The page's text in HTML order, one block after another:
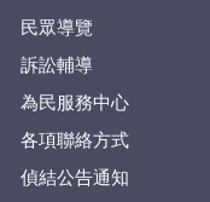
民眾導覽
訴訟輔導
為民服務中心
各項聯絡方式
偵結公告通知